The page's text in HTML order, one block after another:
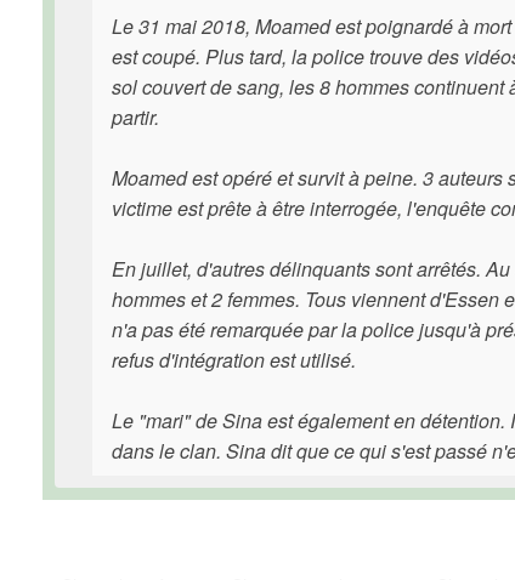
Le 31 mai 2018, Moamed est poignardé à
est coupé. Plus tard, la police trouve des
sol couvert de sang, les 8 hommes
partir.
Moamed est opéré et survit à peine. 3
victime est prête à être interrogée, l'enquête
En juillet, d'autres délinquants sont arrêtés.
hommes et 2 femmes. Tous viennent
n'a pas été remarquée par la police jusqu'à
refus d'intégration est utilisé.
Le "mari" de Sina est également en
dans le clan. Sina dit que ce qui s'est passé